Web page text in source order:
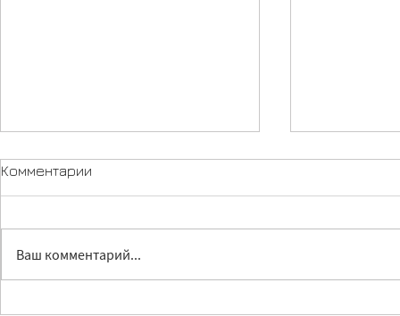
Комментарии
Ваш комментарий...